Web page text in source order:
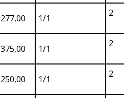
277,00 1/1 2
375,00 1/1 2
250,00 1/1 2